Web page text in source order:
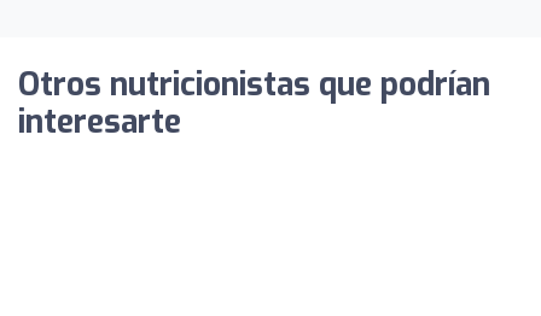
Otros nutricionistas que podrían
interesarte